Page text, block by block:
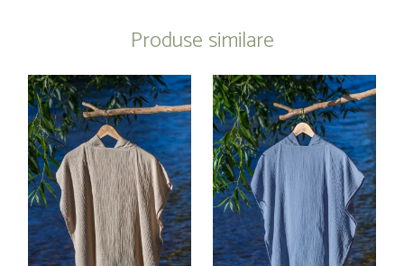
Produse similare